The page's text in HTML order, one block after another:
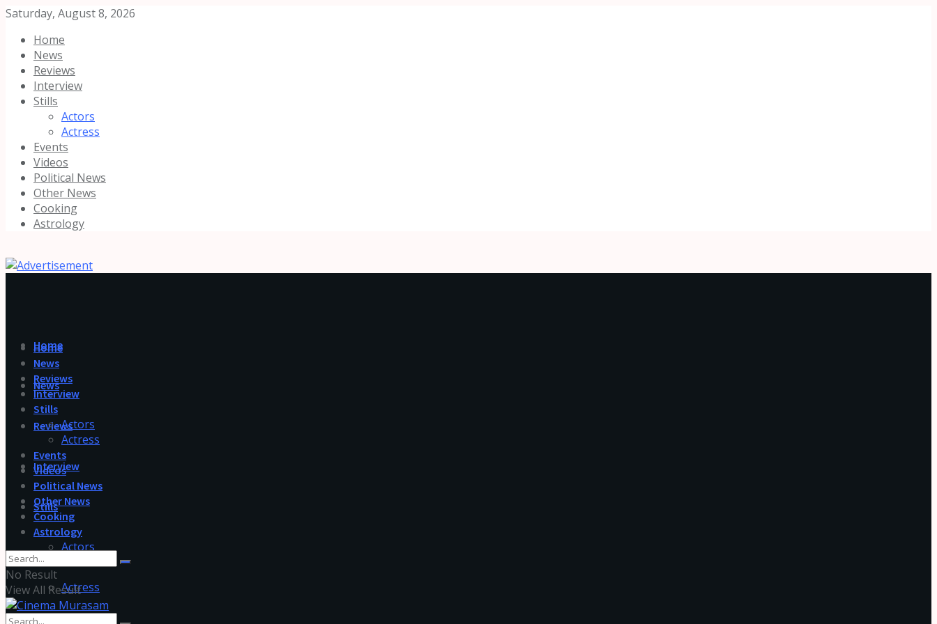
Saturday, August 8, 2026
Home
News
Reviews
Interview
Stills
Actors
Actress
Events
Videos
Political News
Other News
Cooking
Astrology
Home
News
Reviews
Interview
Stills
Actors
Actress
Home
News
Reviews
Interview
Stills
Actors
Actress
Events
Videos
Political News
Other News
Cooking
Astrology
No Result
View All Result